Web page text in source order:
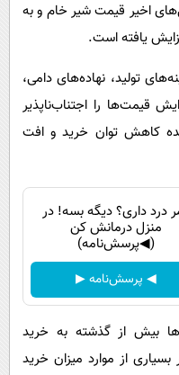
اخیر قیمت شیر خام و به
یافته است.
تولید، نهاده‌های دامی،
قیمت‌ها را اجتناب‌ناپذیر
کاهش توان خرید و افت
درد داری؟ دیگه بسه! در
منزل درمانش کن
(◀پرسش‌نامه)
◀ پرسش‌نامه ▶
بیش از گذشته به خرید
از موارد میزان خرید